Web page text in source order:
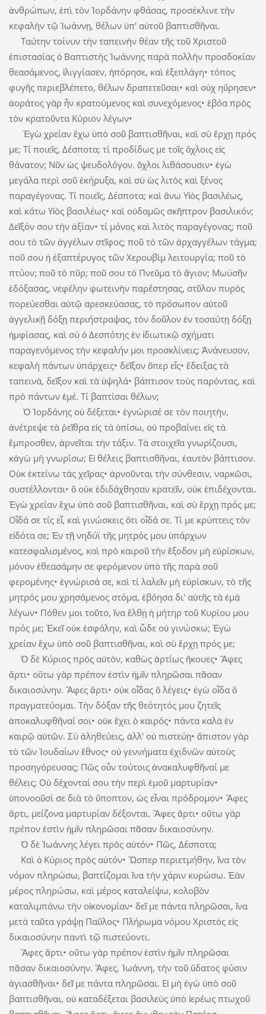
ἀνθρώπων, ἐπὶ τὸν Ἰορδάνην φθάσας, προσέκλινε τὴν
κεφαλὴν τῷ Ἰωάννῃ, θέλων ὑπ' αὐτοῦ βαπτισθῆναι.
Ταύτην τοίνυν τὴν ταπεινὴν θέαν τῆς τοῦ Χριστοῦ
ἐπιστασίας ὁ Βαπτιστὴς Ἰωάννης παρὰ πολλὴν προσδοκίαν
θεασάμενος, ἰλιγγίασεν, ἠπόρησε, καὶ ἐξεπλάγη• τόπος
φυγῆς περιεβλέπετο, θέλων δραπετεῦσαι• καὶ οὐχ ηὕρησεν•
ἀοράτος γὰρ ἦν κρατούμενος καὶ συνεχόμενος• ἐβόα πρὸς
τὸν κρατοῦντα Κύριον λέγων•
Ἐγὼ χρείαν ἔχω ὑπὸ σοῦ βαπτισθῆναι, καὶ σὺ ἔρχῃ πρός
με; Τί ποιεῖς, Δέσποτα; τί προδίδως με τοῖς ὄχλοις εἰς
θάνατον; Νῦν ὡς ψευδολόγον. ὄχλοι λιθάσουσιν• ἐγὼ
μεγάλα περὶ σοῦ ἐκήρυξα, καὶ σὺ ὡς λιτὸς καὶ ξένος
παραγέγονας. Τί ποιεῖς, Δέσποτα; καὶ ἄνω Υἱὸς βασιλέως,
καὶ κάτω Υἱὸς βασιλέως• καὶ οὐδαμῶς σκῆπτρον βασιλικόν;
Δεῖξόν σου τὴν ἀξίαν• τί μόνος καὶ λιτὸς παραγέγονας; ποῦ
σου τὸ τῶν ἀγγέλων στῖφος; ποῦ τὸ τῶν ἀρχαγγέλων τάγμα;
ποῦ σου ἡ ἑξαπτέρυγος τῶν Χερουβὶμ λειτουργία; ποῦ τὸ
πτύον; ποῦ τὸ πῦρ; ποῦ σου τὸ Πνεῦμα τὸ ἅγιον; Μωϋσῆν
ἐδόξασας, νεφέλην φωτεινὴν παρέστησας, στῦλον πυρὸς
πορεύεσθαι αὐτῷ αρεσκεύασας, τὸ πρόσωπον αὐτοῦ
ἀγγελικῇ δόξῃ περιήστραψας, τὸν δοῦλον ἐν τοσαύτῃ δόξῃ
ἠμφίασας, καὶ σὺ ὁ Δεσπότης ἐν ἰδιωτικῷ σχήματι
παραγενόμενος τὴν κεφαλήν μοι προσκλίνεις; Ἀνάνευσον,
κεφαλὴ πάντων ὑπάρχεις• δεῖξον ὅπερ εἶς• ἔδειξας τὰ
ταπεινὰ, δεῖξον καὶ τὰ ὑψηλά• βάπτισον τοὺς παρόντας, καὶ
πρὸ πάντων ἐμέ. Τί βαπτίσαι θέλων;
Ὁ Ἰορδάνης οὐ δέξεται• ἐγνώρισέ σε τὸν ποιητὴν,
ἀνέτρεψε τὰ ῥεῖθρα εἰς τὰ ὀπίσω, οὐ προβαίνει εἰς τὰ
ἔμπροσθεν, ἀρνεῖται τὴν τάξιν. Τὰ στοιχεῖα γνωρίζουσι,
κἀγὼ μὴ γνωρίσω; Εἰ θέλεις βαπτισθῆναι, ἑαυτὸν βάπτισον.
Οὐκ ἐκτείνω τὰς χεῖρας• ἀρνοῦνται τὴν σύνθεσιν, ναρκῶσι,
συστέλλονται• ὃ οὐκ ἐδιδάχθησαν κρατεῖν, οὐκ ἐπιδέχονται.
Ἐγὼ χρείαν ἔχω ὑπὸ σοῦ βαπτισθῆναι, καὶ σὺ ἔρχῃ πρός με;
Οἶδά σε τίς εἶ, καὶ γινώσκεις ὅτι οἶδά σε. Τί με κρύπτεις τὸν
εἰδότα σε; Ἐν τῇ νηδύϊ τῆς μητρός μου ὑπάρχων
κατεσφαλισμένος, καὶ πρὸ καιροῦ τὴν ἔξοδον μὴ εὑρίσκων,
μόνον ἐθεασάμην σε φερόμενον ὑπὸ τῆς παρὰ σοῦ
φερομένης• ἐγνώρισά σε, καὶ τί λαλεῖν μὴ εὑρίσκων, τὸ τῆς
μητρός μου χρησάμενος στόμα, ἐβόησα δι' αὐτῆς τὰ ἐμὰ
λέγων• Πόθεν μοι τοῦτο, ἵνα ἔλθῃ ἡ μήτηρ τοῦ Κυρίου μου
πρός με; Ἐκεῖ οὐκ ἐσφάλην, καὶ ὧδε οὐ γινώσκω; Ἐγὼ
χρείαν ἔχω ὑπὸ σοῦ βαπτισθῆναι, καὶ σὺ ἔρχῃ πρός με;
Ὁ δὲ Κύριος πρὸς αὐτὸν, καθὼς ἀρτίως ἤκουες• Ἄφες
ἄρτι• οὕτω γὰρ πρέπον ἐστὶν ἡμῖν πληρῶσαι πᾶσαν
δικαιοσύνην. Ἄφες ἄρτι• οὐκ οἶδας ὃ λέγεις• ἐγὼ οἶδα ὃ
πραγματεύομαι. Τὴν δόξαν τῆς θεότητός μου ζητεῖς
ἀποκαλυφθῆναί σοι• οὐκ ἔχει ὁ καιρός• πάντα καλὰ ἐν
καιρῷ αὐτῶν. Σὺ ἀληθεύεις, ἀλλ' οὐ πιστεύῃ• ἄπιστον γὰρ
τὸ τῶν Ἰουδαίων ἔθνος• οὐ γεννήματα ἐχιδνῶν αὐτοὺς
προσηγόρευσας; Πῶς οὖν τούτοις ἀνακαλυφθῆναί με
θέλεις; Οὐ δέχονταί σου τὴν περὶ ἐμοῦ μαρτυρίαν•
ὑπονοοῦσί σε διὰ τὸ ὕποπτον, ὡς εἶναι πρόδρομον• Ἄφες
ἄρτι, μείζονα μαρτυρίαν δέξονται. Ἄφες ἄρτι• οὕτω γὰρ
πρέπον ἐστὶν ἡμῖν πληρῶσαι πᾶσαν δικαιοσύνην.
Ὁ δὲ Ἰωάννης λέγει πρὸς αὐτόν• Πῶς, Δέσποτα;
Καὶ ὁ Κύριος πρὸς αὐτόν• Ὥσπερ περιετμήθην, ἵνα τὸν
νόμον πληρώσω, βαπτίζομαι ἵνα τὴν χάριν κυρώσω. Ἐὰν
μέρος πληρώσω, καὶ μέρος καταλείψω, κολοβὸν
καταλιμπάνω τὴν οἰκονομίαν• δεῖ με πάντα πληρῶσαι, ἵνα
μετὰ ταῦτα γράψῃ Παῦλος• Πλήρωμα νόμου Χριστὸς εἰς
δικαιοσύνην παντὶ τῷ πιστεύοντι.
Ἄφες ἄρτι• οὕτω γὰρ πρέπον ἐστὶν ἡμῖν πληρῶσαι
πᾶσαν δικαιοσύνην. Ἄφες, Ἰωάννη, τὴν τοῦ ὕδατος φύσιν
ἁγιασθῆναι• δεῖ με πάντα πληρῶσαι. Εἰ μὴ ἐγὼ ὑπὸ σοῦ
βαπτισθῆναι, οὐ καταδέξεται βασιλεὺς ὑπὸ ἱερέως πτωχοῦ